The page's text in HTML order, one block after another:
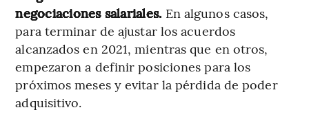
negociaciones salariales. En algunos casos,
para terminar de ajustar los acuerdos
alcanzados en 2021, mientras que en otros,
empezaron a definir posiciones para los
próximos meses y evitar la pérdida de poder
adquisitivo.